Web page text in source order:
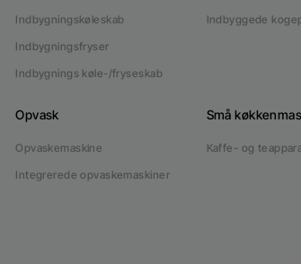
Indbygningskøleskab
Indbygningsfryser
Indbygnings køle-/fryseskab
Indbyggede
Opvask
Opvaskemaskine
Integrerede opvaskemaskiner
Små
Kaffe- og